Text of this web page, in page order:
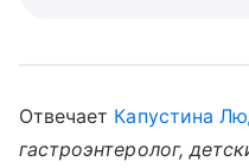
Отвечает Капустина
гастроэнтеролог,